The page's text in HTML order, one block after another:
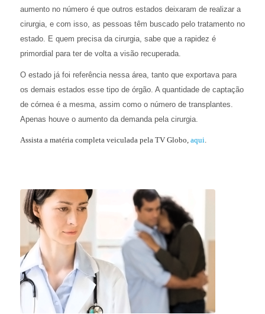
aumento no número é que outros estados deixaram de realizar a
cirurgia, e com isso, as pessoas têm buscado pelo tratamento no
estado. E quem precisada cirurgia, sabe que a rapidez é
primordial para ter de volta a visão recuperada.
O estado já foi referência nessa área, tanto que exportava para
os demais estados esse tipo de órgão. A quantidade de captação
de córnea é a mesma, assim como o número de transplantes.
Apenas houve o aumento da demanda pela cirurgia.
Assista a matéria completa veiculada pela TV Globo, aqui.